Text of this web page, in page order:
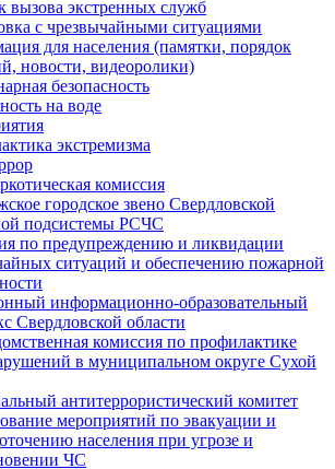
вызова экстренных служб
с чрезвычайными ситуациями
для населения (памятки, порядок
новости, видеоролики)
безопасность
на воде
экстремизма
комиссия
городское звено Свердловской
подсистемы РСЧС
по предупреждению и ликвидации
ситуаций и обеспечению пожарной
информационно-образовательный
Cвердловской области
комиссия по профилактике
в муниципальном округе Сухой
антитеррористический комитет
мероприятий по эвакуации и
населения при угрозе и
ЧС